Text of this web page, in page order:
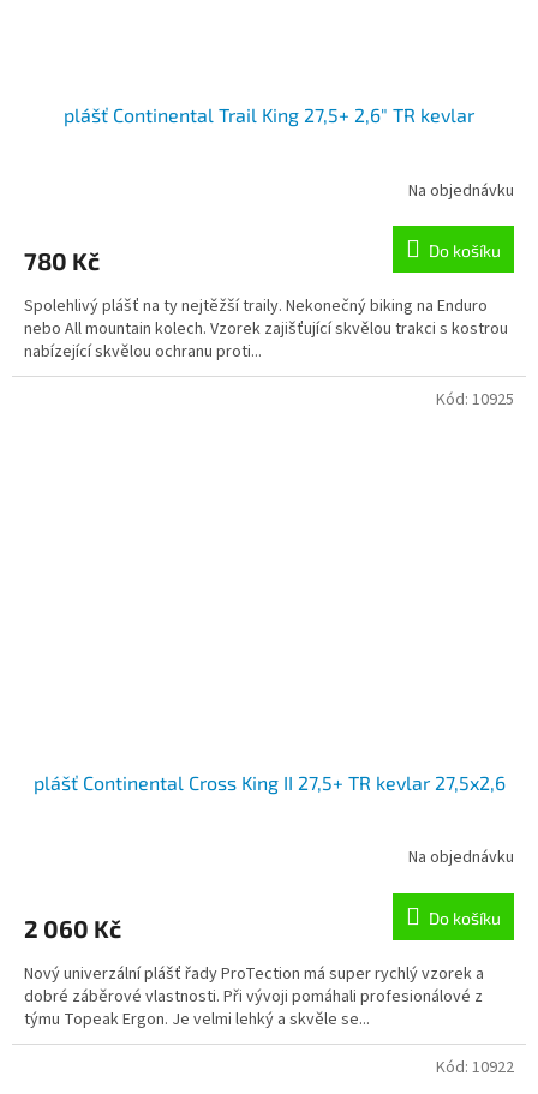
plášť Continental Trail King 27,5+ 2,6" TR kevlar
Na objednávku
780 Kč Do košíku
Spolehlivý plášť na ty nejtěžší traily. Nekonečný biking na Enduro
nebo All mountain kolech. Vzorek zajišťující skvělou trakci s kostrou
nabízející skvělou ochranu proti...
plášť Continental Cross King II 27,5+ TR kevlar 27,5x2,6
Na objednávku
2 060 Kč Do košíku
Nový univerzální plášť řady ProTection má super rychlý vzorek a
dobré záběrové vlastnosti. Při vývoji pomáhali profesionálové z
týmu Topeak Ergon. Je velmi lehký a skvěle se...
Kód: 10925
Kód: 10922